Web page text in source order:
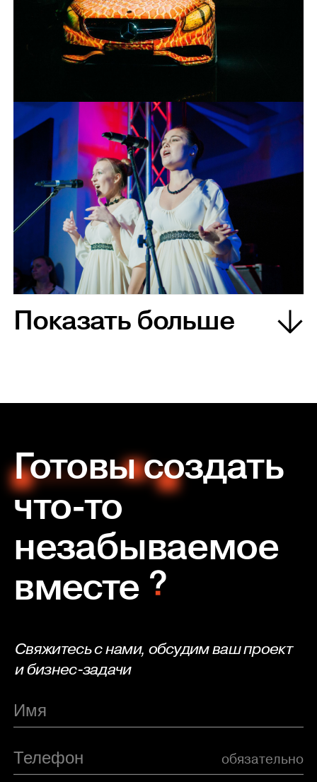
Показать больше
Готовы создать
что-то
незабываемое
вместе
Свяжитесь с нами, обсудим ваш проект
и бизнес-задачи
обязательно